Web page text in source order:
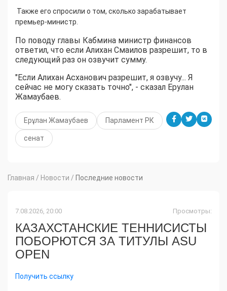
Также его спросили о том, сколько зарабатывает
премьер-министр.
По поводу главы Кабмина министр финансов
ответил, что если Алихан Смаилов разрешит, то в
следующий раз он озвучит сумму.
"Если Алихан Асханович разрешит, я озвучу... Я
сейчас не могу сказать точно", - сказал Ерулан
Жамаубаев.
Ерұлан Жамаубаев Парламент РК
сенат
Главная / Новости / Последние новости
7.08.2026, 20:00 Просмотры:
КАЗАХСТАНСКИЕ ТЕННИСИСТЫ
ПОБОРЮТСЯ ЗА ТИТУЛЫ ASU
OPEN
Получить ссылку